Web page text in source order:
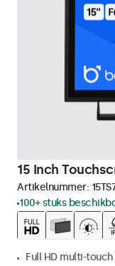
15 Inch
Artikelnummer:
100+ stuks
Full HD multi-